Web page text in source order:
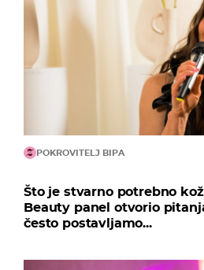
POKROVITELJ BIPA
Što je stvarno potrebno
Beauty panel otvorio
često postavljamo...